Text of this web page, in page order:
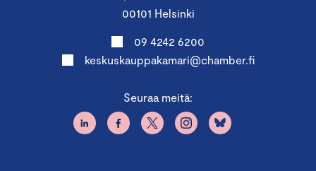
00101 Helsinki
09 4242 6200
keskuskauppakamari@chamber.fi
Seuraa meitä: